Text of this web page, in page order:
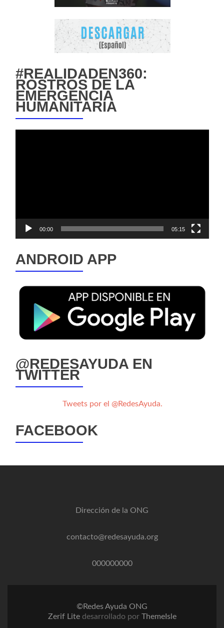
#REALIDADEN360:
ROSTROS DE LA
EMERGENCIA
HUMANITARIA
00:00 05:15
ANDROID APP
@REDESAYUDA EN
TWITTER
Tweets por el @RedesAyuda.
FACEBOOK
Dirección de la ONG
contacto@redesayuda.org
000000000
©Redes Ayuda ONG
Zerif Lite desarrollado por ThemeIsle